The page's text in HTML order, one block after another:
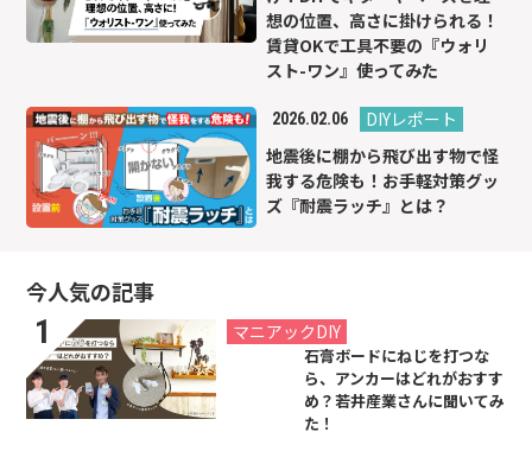
想の位置、高さに掛けられる！
賃貸OKで工具不要の『ウォリ
スト-ワン』使ってみた
2026.02.06
DIYレポート
地震後に棚から飛び出す物で怪
我する危険も！お手軽対策グッ
ズ『耐震ラッチ』とは？
今人気の記事
2021.07.26
マニアックDIY
石膏ボードにねじを打つな
ら、アンカーはどれがおすす
め？若井産業さんに聞いてみ
た！